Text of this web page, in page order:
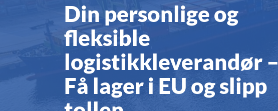
Din personlige og
fleksible
logistikkleverandør –
Få lager i EU og slipp